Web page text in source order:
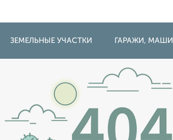
ЗЕМЕЛЬНЫЕ УЧАСТКИ ГАРАЖИ,